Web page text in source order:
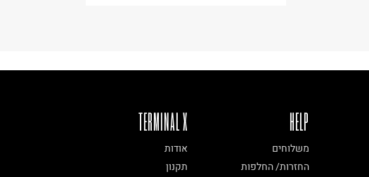
TERMINAL X
אודות
תקנון
HELP
משלוחים
החזרות/ החלפות